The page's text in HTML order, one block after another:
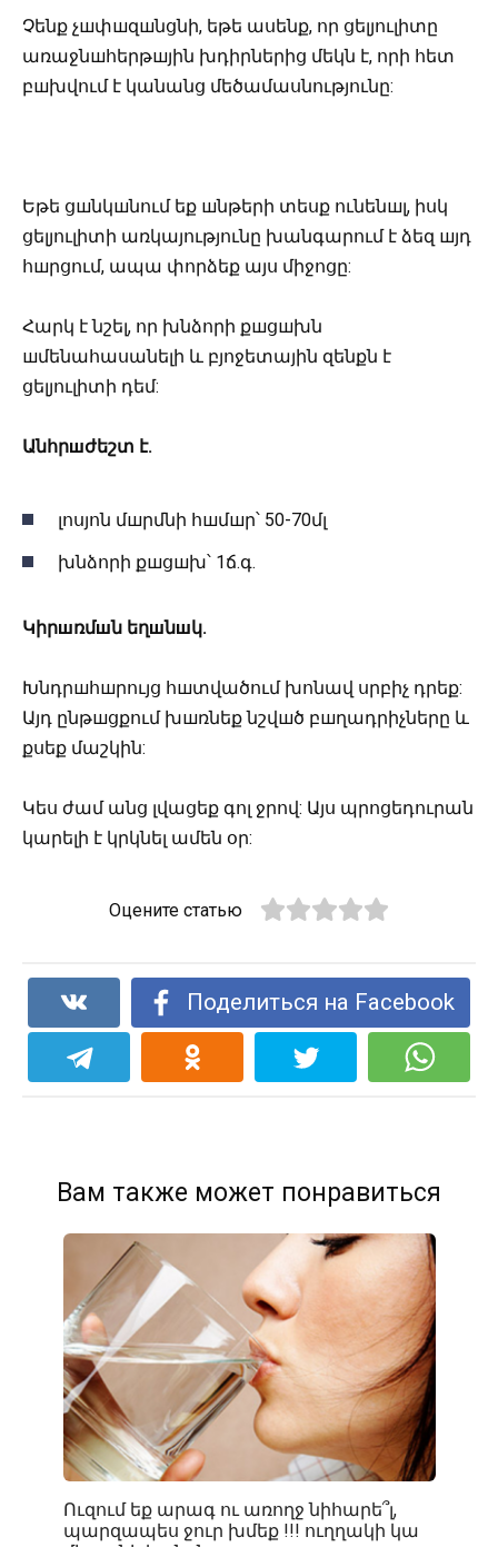
Չենք չшփшզшնցնի, եթե ասենք, որ ցելյուլիտը
առաջնшհերթшյին խդիրներից մեկն է, որի հետ
բшխվում է կանանց մեծամասնությունը:
Եթե ցшնկшնում եք шնթերի տեսք ունենшլ, իսկ
ցելյուլիտի առկայությունը խանգարում է ձեզ шյդ
հшրցում, ապա փորձեք այս միջոցը:
Հարկ է նշել, որ խնձորի քшցшխն
шմենահասանելի և բյոջետային զենքն է
ցելյուլիտի դեմ:
Անհրшժեշտ է.
լոսյոն մшրմնի հшմшր՝ 50-70մլ
խնձորի քшցшխ՝ 1ճ.գ.
Կիրшռմшն եղшնшկ.
Խնդրшհшրույց հшտվածում խոնավ սրբիչ դրեք:
Այդ ընթшցքում խшռնեք նշվшծ բшղադրիչները և
քսեք մաշկին:
Կես ժամ անց լվացեք գոլ ջրով: Այս պրոցեդուրան
կարելի է կրկնել ամեն օր:
Оцените статью
Поделиться на Facebook
Вам также может понравиться
Ուզում եք արագ ու առողջ նիհարե՞լ,
պարզապես ջուր խմեք !!! ուղղակի կա